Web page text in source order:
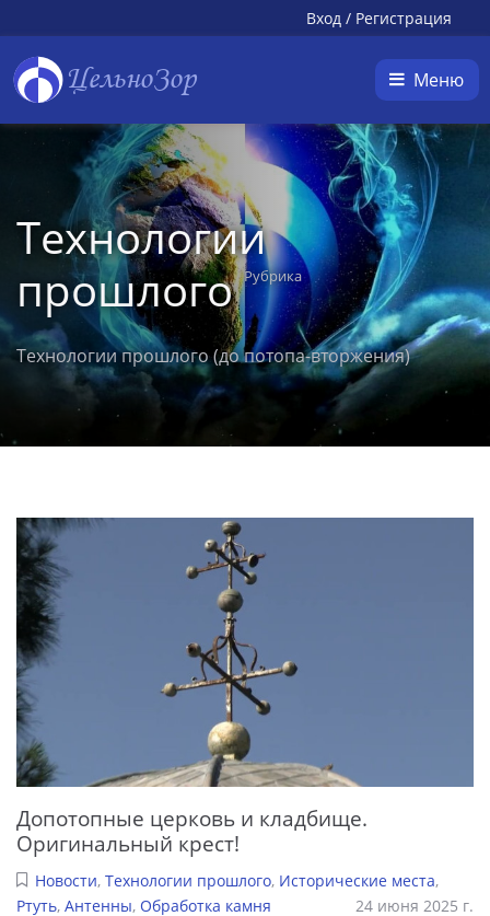
Вход / Регистрация
ЦельноЗор Меню
Технологии
прошлогоРубрика
Технологии прошлого (до потопа-вторжения)
Допотопные церковь и кладбище.
Оригинальный крест!
Новости, Технологии прошлого, Исторические места,
Ртуть, Антенны, Обработка камня 24 июня 2025 г.